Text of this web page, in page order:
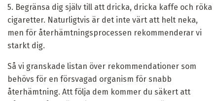
5. Begränsa dig själv till att dricka, dricka kaffe och röka
cigaretter. Naturligtvis är det inte värt att helt neka,
men för återhämtningsprocessen rekommenderar vi
starkt dig.
Så vi granskade listan över rekommendationer som
behövs för en försvagad organism för snabb
återhämtning. Att följa dem kommer du säkert att